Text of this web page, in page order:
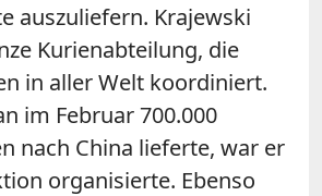
auszuliefern. Krajewski
Kurienabteilung, die
in aller Welt koordiniert.
im Februar 700.000
nach China lieferte, war er
organisierte. Ebenso